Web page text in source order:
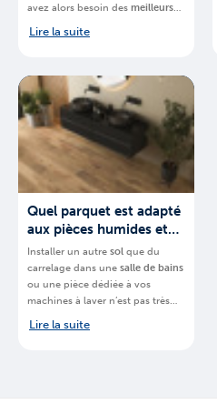
avez alors besoin des meilleurs
magasins spécialisés, vous
marque Quick-Step
choisir pour
votre projet.
Lire la suite
Quel parquet est adapté
aux pièces humides et
quelles précautions
prendre ?
Installer un autre sol que du
carrelage dans une salle de bains
ou une pièce dédiée à vos
machines à laver n’est pas très
possible.BigMat
Lire la suite